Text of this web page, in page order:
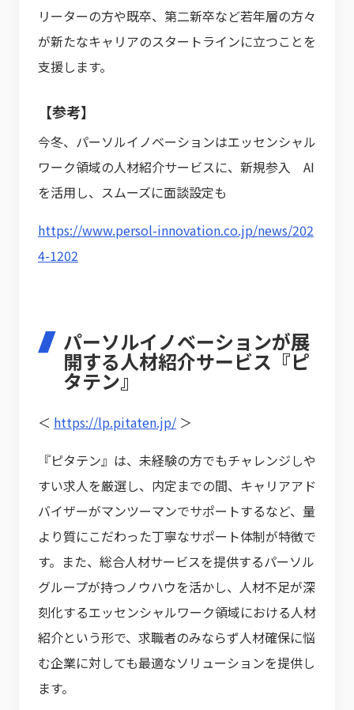
リーターの方や既卒、第二新卒など若年層の方々
が新たなキャリアのスタートラインに立つことを
支援します。
【参考】
今冬、パーソルイノベーションはエッセンシャル
ワーク領域の人材紹介サービスに、新規参入 AI
を活用し、スムーズに面談設定も
https://www.persol-innovation.co.jp/news/202
4-1202
パーソルイノベーションが展
開する人材紹介サービス『ピ
タテン』
＜ https://lp.pitaten.jp/ ＞
『ピタテン』は、未経験の方でもチャレンジしや
すい求人を厳選し、内定までの間、キャリアアド
バイザーがマンツーマンでサポートするなど、量
より質にこだわった丁寧なサポート体制が特徴で
す。また、総合人材サービスを提供するパーソル
グループが持つノウハウを活かし、人材不足が深
刻化するエッセンシャルワーク領域における人材
紹介という形で、求職者のみならず人材確保に悩
む企業に対しても最適なソリューションを提供し
ます。